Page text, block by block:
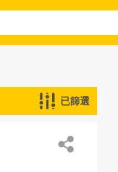
已篩選